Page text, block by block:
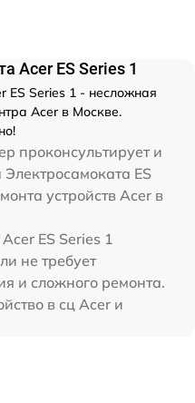
Acer ES Series 1
ES Series 1 - несложная
Acer в Москве.
проконсультирует и
Электросамоката ES
устройств Acer в
ES Series 1
не требует
и сложного ремонта.
в сц Acer и